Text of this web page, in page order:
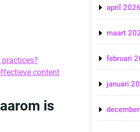
content
is
april 2026
maart
februari
januari